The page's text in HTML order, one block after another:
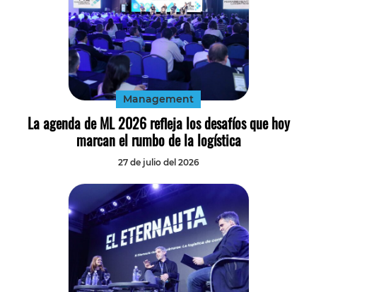
Management
La agenda de ML 2026 refleja los desafíos que hoy
marcan el rumbo de la logística
27 de julio del 2026